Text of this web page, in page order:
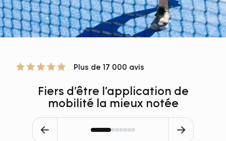
Plus de 17 000 avis
Fiers d’être l’application de
mobilité la mieux notée